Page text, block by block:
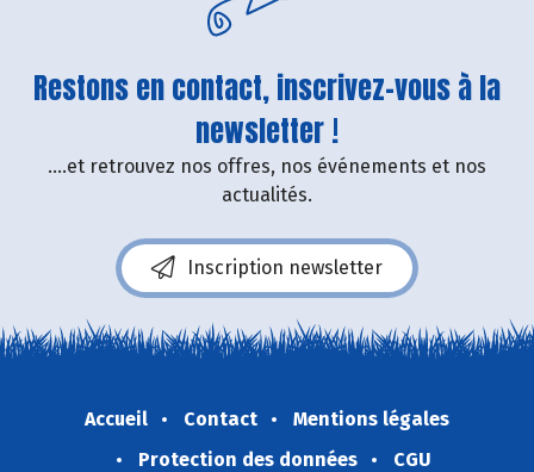
Restons en contact, inscrivez-vous à la
newsletter !
....et retrouvez nos offres, nos événements et nos
actualités.
Inscription newsletter
Accueil Contact
Mentions légales
Protection des données
CGU